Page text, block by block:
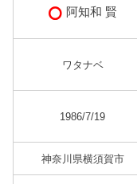
阿知和 賢
ワタナベ
1986/7/19
神奈川県横須賀市